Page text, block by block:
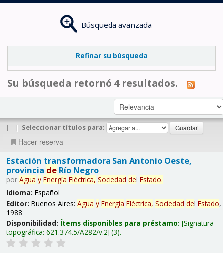
Búsqueda avanzada
Refinar su búsqueda
Su búsqueda retornó 4 resultados.
| | Seleccionar títulos para:
Hacer reserva
Estación transformadora San Antonio Oeste,
provincia deRío Negro
por Agua y Energía Eléctrica, Sociedad del Estado.
Idioma: Español
Editor: Buenos Aires: Agua y Energía Eléctrica, Sociedad del Estado,
1988
Disponibilidad: Ítems disponibles para préstamo: Signatura
topográfica: 621.374.5/A282/v.2 (3).